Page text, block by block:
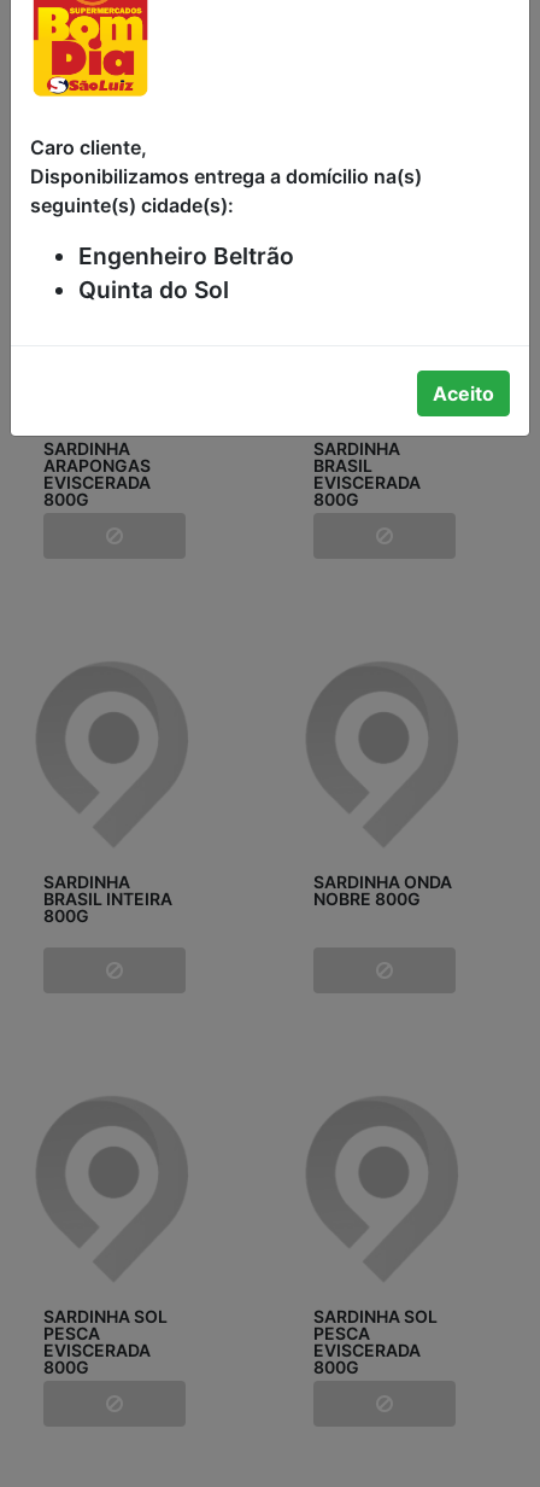
SARDINHA
SALGADA KG
SARDINHA
ARAPONGAS
EVISCERADA
800G
SARDINHA
BRASIL
EVISCERADA
800G
SARDINHA
BRASIL INTEIRA
800G
SARDINHA ONDA
NOBRE 800G
SARDINHA SOL
PESCA
EVISCERADA
800G
SARDINHA SOL
PESCA
EVISCERADA
800G
Caro cliente,
Disponibilizamos entrega a domícilio na(s)
seguinte(s) cidade(s):
Engenheiro Beltrão
Quinta do Sol
Aceito